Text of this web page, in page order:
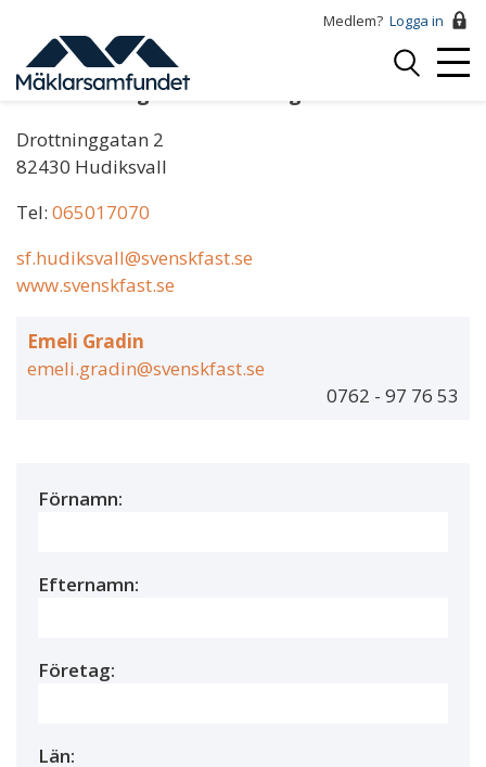
huvudinnehåll
Medlem? Logga in
Logga
Svensk Fastighetsförmedling Hudiksvall
Drottninggatan 2
82430 Hudiksvall
Tel: 065017070
sf.hudiksvall@svenskfast.se
www.svenskfast.se
Emeli Gradin
emeli.gradin@svenskfast.se
0762 - 97 76 53
Förnamn:
Efternamn:
Företag:
Län: